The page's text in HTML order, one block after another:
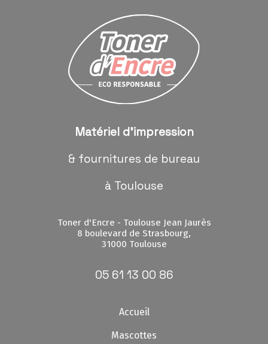
Matériel d'impression
& fournitures de bureau
à Toulouse
Toner d'Encre - Toulouse Jean Jaurès
8 boulevard de Strasbourg,
31000 Toulouse
05 61 13 00 86
Accueil
Mascottes